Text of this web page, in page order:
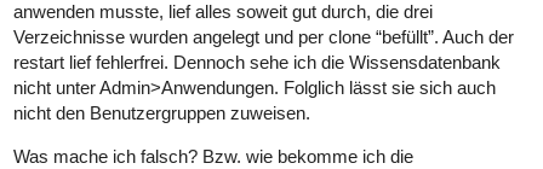
anwenden musste, lief alles soweit gut durch, die drei
Verzeichnisse wurden angelegt und per clone “befüllt”. Auch der
restart lief fehlerfrei. Dennoch sehe ich die Wissensdatenbank
nicht unter Admin>Anwendungen. Folglich lässt sie sich auch
nicht den Benutzergruppen zuweisen.
Was mache ich falsch? Bzw. wie bekomme ich die